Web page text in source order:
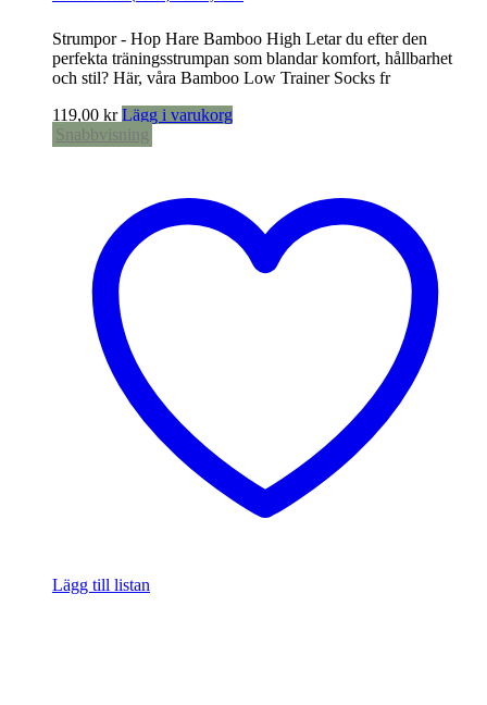
Strumpor - Hop Hare Bamboo High Letar du efter den
perfekta träningsstrumpan som blandar komfort, hållbarhet
och stil? Här, våra Bamboo Low Trainer Socks fr
119,00 kr Lägg i varukorg
Snabbvisning
Lägg till listan